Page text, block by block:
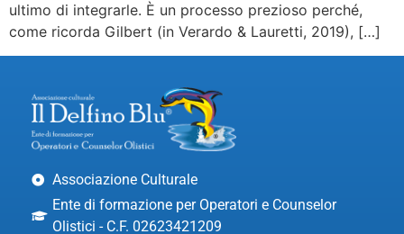
ultimo di integrarle. È un processo prezioso perché,
come ricorda Gilbert (in Verardo & Lauretti, 2019), […]
Associazione Culturale
Ente di formazione per Operatori e Counselor
Olistici - C.F. 02623421209